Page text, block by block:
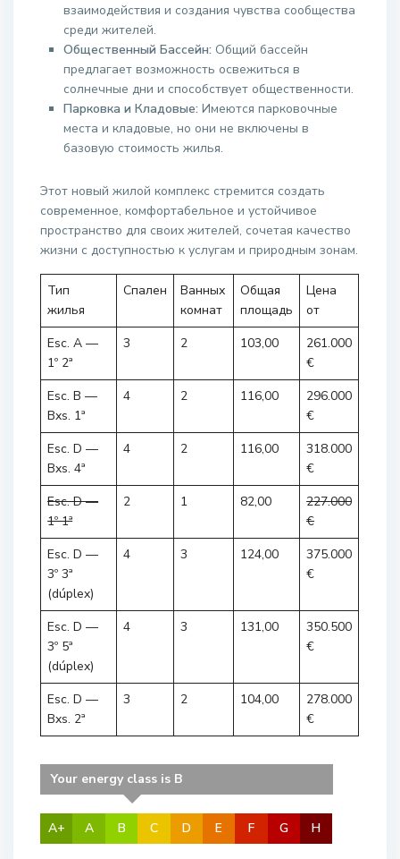
взаимодействия и создания чувства сообщества
среди жителей.
Общественный Бассейн: Общий бассейн
предлагает возможность освежиться в
солнечные дни и способствует общественности.
Парковка и Кладовые: Имеются парковочные
места и кладовые, но они не включены в
базовую стоимость жилья.
Этот новый жилой комплекс стремится создать
современное, комфортабельное и устойчивое
пространство для своих жителей, сочетая качество
жизни с доступностью к услугам и природным зонам.
Тип
жилья
Спален
Ванных
комнат
Общая
площадь
Цена
от
Esc. A —
1º 2ª
3 2 103,00
261.000
€
Esc. B —
Bxs. 1ª
4 2 116,00
296.000
€
Esc. D —
Bxs. 4ª
4 2 116,00
318.000
€
Esc. D —
1º 1ª
2 1 82,00
227.000
€
Esc. D —
3º 3ª
(dúplex)
4 3 124,00
375.000
€
Esc. D —
3º 5ª
(dúplex)
4 3 131,00
350.500
€
Esc. D —
Bxs. 2ª
3 2 104,00
278.000
€
A+ A
Your energy class is B
B C D E F G H